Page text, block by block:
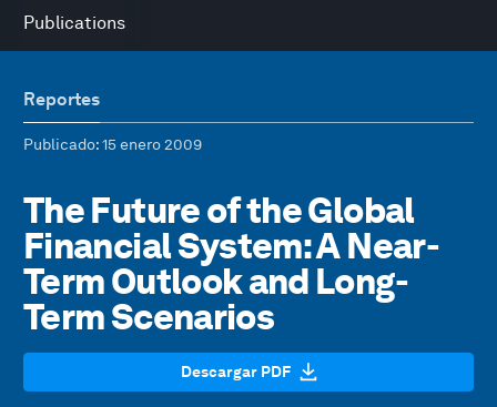
Publications
Reportes
Publicado: 15 enero 2009
The Future of the Global
Financial System: A Near-
Term Outlook and Long-
Term Scenarios
Descargar PDF